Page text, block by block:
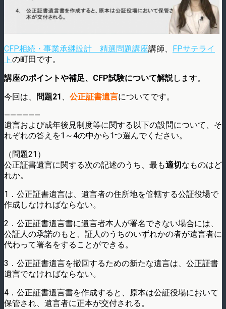
CFP相続・事業承継設計 精選問題講座講師、 FPサテライ
ト の町田です。
講座のポイントや補足、CFP試験について解説します。
今回は、
問題21 、 公正証書遺言についてです。
——————
遺言および成年後見制度等に関する以下の設問について、そ
れぞれの答えを1～4の中から1つ選んでください。
（問題21）
公正証書遺言に関する次の記述のうち、最も適切なものはど
れか。
1．公正証書遺言は、遺言者の住所地を管轄する公証役場で
作成しなければならない。
2．公正証書遺言書に遺言者本人が署名できない場合には、
公証人の承諾のもと、証人のうちのいずれかの者が遺言者に
代わって署名をすることができる。
3．公正証書遺言を撤回するための新たな遺言は、公正証書
遺言でなければならない。
4．公正証書遺言書を作成すると、原本は公証役場において
保管され、遺言者に正本が交付される。